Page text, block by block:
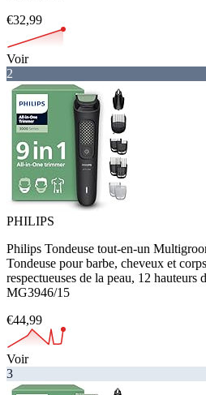
€32,99
Voir
2
PHILIPS
Philips Tondeuse tout-en-un
Tondeuse pour barbe, cheveux et
respectueuses de la peau, 12 hauteurs
MG3946/15
€44,99
Voir
3